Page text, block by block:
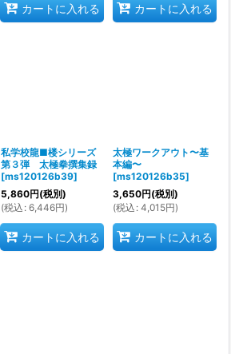
カートに入れる カートに入れる
私学校龍■楼シリーズ
第３弾 太極拳撰集録
[ms120126b39]
5,860円(税別)
(税込 : 6,446円)
カートに入れる
太極ワークアウト〜基
本編〜
[ms120126b35]
3,650円(税別)
(税込 : 4,015円)
カートに入れる